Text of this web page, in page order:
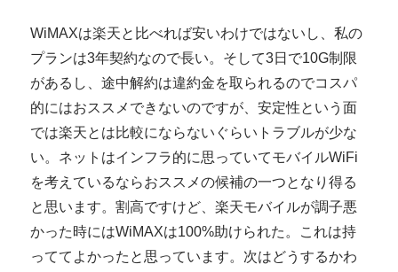
WiMAXは楽天と比べれば安いわけではないし、私の
プランは3年契約なので長い。そして3日で10G制限
があるし、途中解約は違約金を取られるのでコスパ
的にはおススメできないのですが、安定性という面
では楽天とは比較にならないぐらいトラブルが少な
い。ネットはインフラ的に思っていてモバイルWiFi
を考えているならおススメの候補の一つとなり得る
と思います。割高ですけど、楽天モバイルが調子悪
かった時にはWiMAXは100%助けられた。これは持
っててよかったと思っています。次はどうするかわ